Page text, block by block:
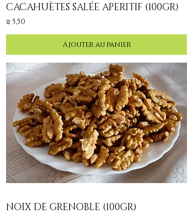
CACAHUÈTES SALÉE APERITIF (100GR)
Prix
5,50 ₪
Ajouter au panier
NOIX DE GRENOBLE (100GR)